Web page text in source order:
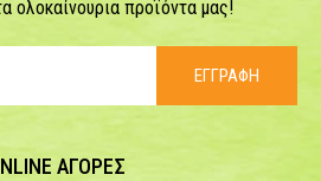
ολοκαίνουρια προϊόντα μας!
ΕΓΓΡΑΦΗ
ΑΓΟΡΕΣ